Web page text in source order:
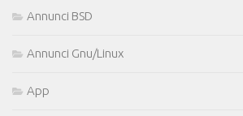
Annunci BSD
Annunci Gnu/Linux
App